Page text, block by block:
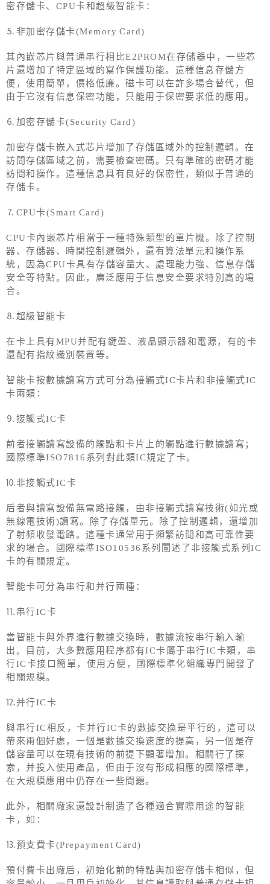
密存儲卡、CPU卡和超級智能卡：
⒌非加密存儲卡(Memory Card)
其內嵌芯片與普通串行相比E2PROM在存儲器中，一些芯
片還增加了特定區域的寫作保護功能。這種信息存儲方
便，使用簡單，價格低廉。磁卡可以在許多場合替代，但
由于它沒有信息保密功能，只能用于保密要求低的應用。
⒍加密存儲卡(Security Card)
加密存儲卡嵌入式芯片增加了存儲區域外的控制邏輯。在
訪問存儲區域之前，需要檢查密碼。只有準確的密碼才能
訪問和操作。這種信息具有良好的保密性，類似于普通的
存儲卡。
⒎CPU卡(Smart Card)
CPU卡內嵌芯片相當于一種特殊類型的單片機。除了控制
器、存儲器、時間控制邏輯外，還有算法單元和操作系
統，因為CPU卡具有存儲容量大、處理能力強、信息存儲
安全等特點。因此，廣泛應用于信息安全要求特別高的場
合。
⒏超級智能卡
在卡上具有MPU并配有鍵盤、液晶顯示器和電源，有的卡
還配有指紋識別裝置等。
智能卡按數據讀寫方式可分為接觸式IC卡片和非接觸式IC
卡兩類：
⒐接觸式IC卡
前者接觸讀寫設備的觸點和卡片上的觸點進行數據讀寫；
國際標準ISO7816系列對此類IC規定了卡。
⒑非接觸式IC卡
后者與讀寫設備無電路接觸，由非接觸式讀寫技術(如光或
無線電技術)讀寫。除了存儲單元。除了控制邏輯，還增加
了射頻收發電路。這種卡通常用于頻繁訪問和高可靠性要
求的場合。國際標準ISO10536系列闡述了非接觸式系列IC
卡的有關規定。
智能卡可分為串行和并行兩種：
⒒串行IC卡
當智能卡與外界進行數據交換時，數據流按串行輸入輸
出。目前，大多數應用程序都有IC卡屬于串行IC卡類，串
行IC卡接口簡單，使用方便，國際標準化組織專門開發了
相關規模。
⒓并行IC卡
與串行IC相反，卡并行IC卡的數據交換是平行的，這可以
帶來兩個好處，一個是數據交換速度的提高，另一個是存
儲容量可以在現有技術的前提下顯著增加。相關行了探
索，并投入使用產品，但由于沒有形成相應的國際標準，
在大規模應用中仍存在一些問題。
此外，相關廠家還設計制造了各種適合實際用途的智能
卡，如：
⒔預支費卡(Prepayment Card)
預付費卡出廠后，初始化前的特點與加密存儲卡相似，但